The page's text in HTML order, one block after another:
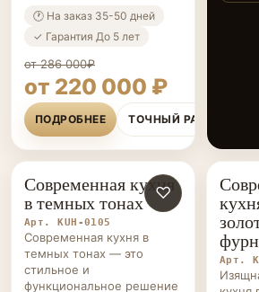
🕐 На заказ 35-50 дней
✓ Гарантия До 5 лет
от 286 000₽
от 220 000 ₽
ПОДРОБНЕЕ ТОЧНЫЙ РАСЧЁТ
КУХНИ НА ЗАКАЗ ♡
Современная кухня
в темных тонах
Арт. KUH-0105
Современная кухня в
темных тонах — это
стильное и
функциональное решение
Арт.